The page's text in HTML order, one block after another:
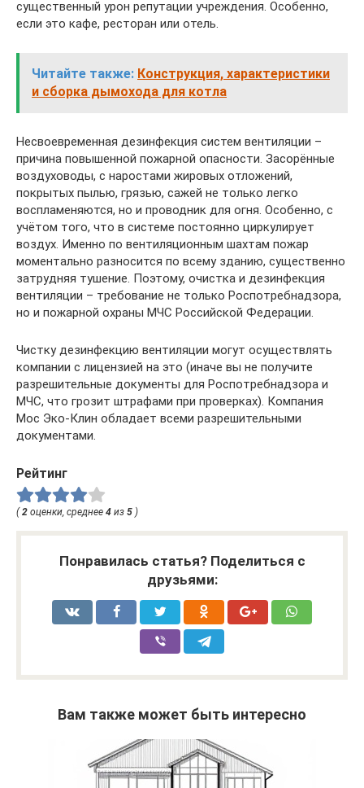
существенный урон репутации учреждения. Особенно,
если это кафе, ресторан или отель.
Читайте также: Конструкция, характеристики
и сборка дымохода для котла
Несвоевременная дезинфекция систем вентиляции –
причина повышенной пожарной опасности. Засорённые
воздуховоды, с наростами жировых отложений,
покрытых пылью, грязью, сажей не только легко
воспламеняются, но и проводник для огня. Особенно, с
учётом того, что в системе постоянно циркулирует
воздух. Именно по вентиляционным шахтам пожар
моментально разносится по всему зданию, существенно
затрудняя тушение. Поэтому, очистка и дезинфекция
вентиляции – требование не только Роспотребнадзора,
но и пожарной охраны МЧС Российской Федерации.
Чистку дезинфекцию вентиляции могут осуществлять
компании с лицензией на это (иначе вы не получите
разрешительные документы для Роспотребнадзора и
МЧС, что грозит штрафами при проверках). Компания
Мос Эко-Клин обладает всеми разрешительными
документами.
Рейтинг
(2 оценки, среднее 4 из 5 )
Понравилась статья? Поделиться с
друзьями:
Вам также может быть интересно